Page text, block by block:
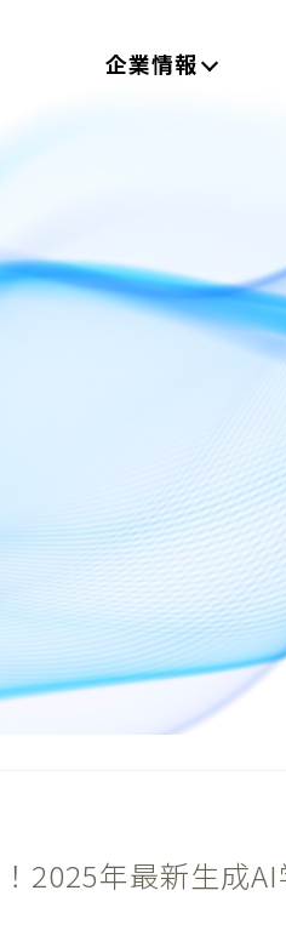
企業情報
2025年最新生成